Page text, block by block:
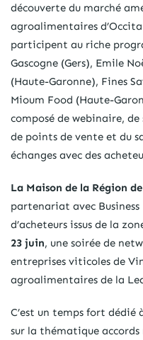
découverte du marché
agroalimentaires
participent au riche
Gascogne (Gers), Emile
(Haute-Garonne), Fines
Mioum Food (Haute-
composé de webinaire,
de points de vente et du
échanges avec des
La Maison de la Région
partenariat avec
d’acheteurs issus de la
23 juin, une soirée de
entreprises viticoles de
agroalimentaires de la
C’est un temps fort dédié
sur la thématique accords